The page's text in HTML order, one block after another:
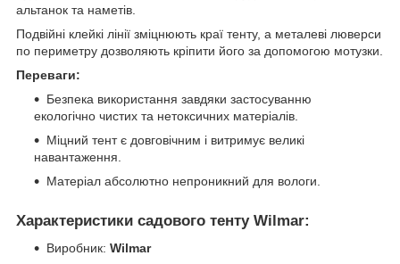
альтанок та наметів.
Подвійні клейкі лінії зміцнюють краї тенту, а металеві люверси
по периметру дозволяють кріпити його за допомогою мотузки.
Переваги:
Безпека використання завдяки застосуванню
екологічно чистих та нетоксичних матеріалів.
Міцний тент є довговічним і витримує великі
навантаження.
Матеріал абсолютно непроникний для вологи.
Характеристики садового тенту Wilmar:
Виробник: Wilmar